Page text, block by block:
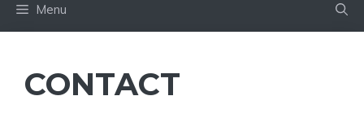
Menu
CONTACT